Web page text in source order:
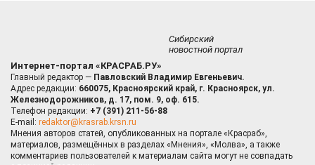
Сибирский
новостной портал
Интернет-портал «КРАСРАБ.РУ»
Главный редактор — Павловский Владимир Евгеньевич.
Адрес редакции: 660075, Красноярский край, г. Красноярск, ул.
Железнодорожников, д. 17, пом. 9, оф. 615.
Телефон редакции: +7 (391) 211-56-88
E-mail: redaktor@krasrab.krsn.ru
Мнения авторов статей, опубликованных на портале «Красраб»,
материалов, размещённых в разделах «Мнения», «Молва», а также
комментариев пользователей к материалам сайта могут не совпадать